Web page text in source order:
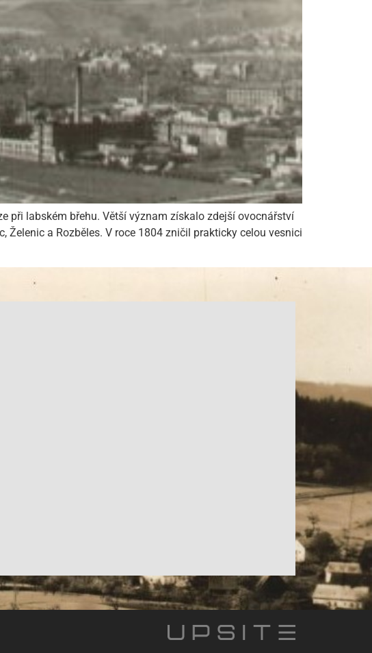
při labském břehu. Větší význam získalo zdejší ovocnářství
a Rozběles. V roce 1804 zničil prakticky celou vesnici